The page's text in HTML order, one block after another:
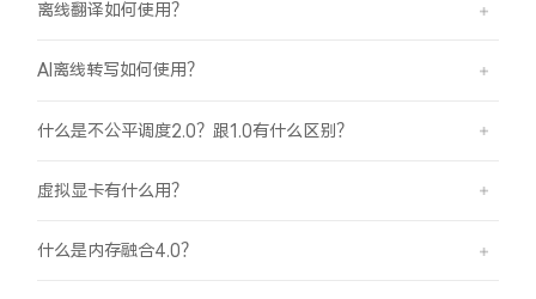
离线翻译如何使用？
AI离线转写如何使用？
什么是不公平调度2.0？跟1.0有什么区别？
虚拟显卡有什么用？
什么是内存融合4.0？